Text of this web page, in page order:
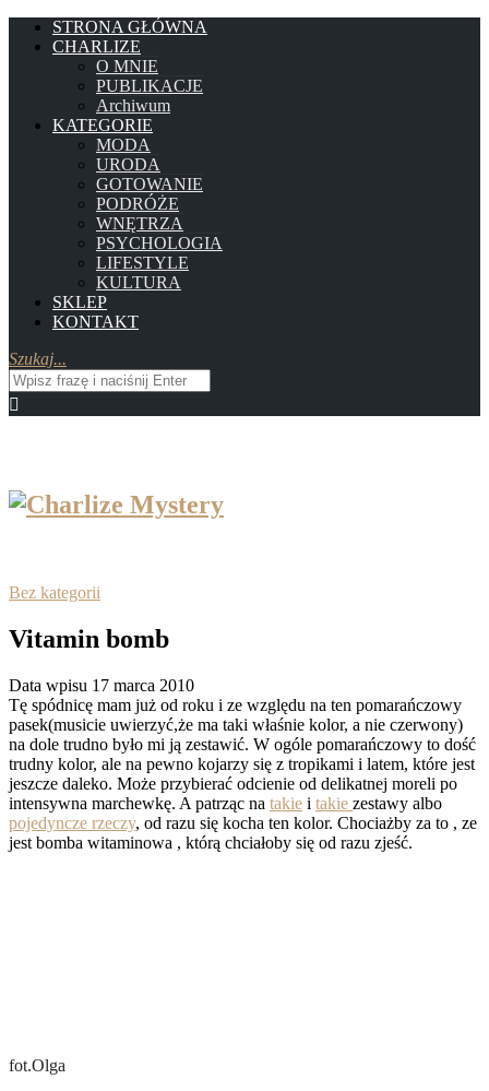
STRONA GŁÓWNA
CHARLIZE
O MNIE
PUBLIKACJE
Archiwum
KATEGORIE
MODA
URODA
GOTOWANIE
PODRÓŻE
WNĘTRZA
PSYCHOLOGIA
LIFESTYLE
KULTURA
SKLEP
KONTAKT
Szukaj...
Bez kategorii
Vitamin bomb
Data wpisu 17 marca 2010
Tę spódnicę mam już od roku i ze względu na ten pomarańczowy
pasek(musicie uwierzyć,że ma taki właśnie kolor, a nie czerwony)
na dole trudno było mi ją zestawić. W ogóle pomarańczowy to dość
trudny kolor, ale na pewno kojarzy się z tropikami i latem, które jest
jeszcze daleko. Może przybierać odcienie od delikatnej moreli po
intensywna marchewkę. A patrząc na takie i takie zestawy albo
pojedyncze rzeczy, od razu się kocha ten kolor. Chociażby za to , ze
jest bomba witaminowa , którą chciałoby się od razu zjeść.
fot.Olga